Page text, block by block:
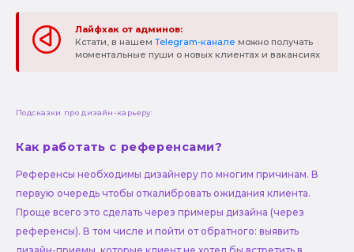
Лайфхак от админов:
Кстати, в нашем Telegram-канале можно получать
моментальные пуши о новых клиентах и вакансиях
Подсказки про дизайн-карьеру:
Как работать с референсами?
Референсы необходимы дизайнеру по многим причинам. В
первую очередь чтобы откалибровать ожидания клиента.
Проще всего это сделать через примеры дизайна (через
референсы). В том числе и пойти от обратного: выявить